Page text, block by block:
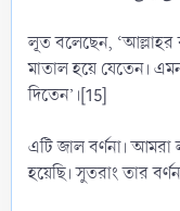
লূত বলেছেন, ‘আল্লাহর
মাতাল হয়ে যেতেন।
দিতেন’।[15]
এটি জাল বর্ণনা।
হয়েছি। সুতরাং তার